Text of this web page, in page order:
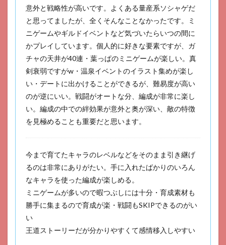
8
統一
恋の
乱
9
刀剣
10
三國
無双
11
ねこ
日本
史
タワ
ーデ
ィフ
スゲ
ーム
意外と戦略性が高いです。よくある量産系ソシャゲだ
と思ってましたが、全くそんなことなかったです。ミ
ニゲームやギルドイベントなど気づいたらいつの間に
かプレイしています。個人的に好きな要素ですが、ガ
チャの天井が40連・葉っぱのミニゲームが楽しい。真
剣衰弱ですがw・温泉イベントのイラスト集めが楽し
い・デートに出かけることができるが、難易度が高い
のが逆にいい。戦闘がオートな分、編成が非常に楽し
い。編成の中での絆効果が意外と奥が深い、敵の特徴
を見極めることも重要だと思います。
今まで育てたキャラのレベルなどをそのまま引き継げ
るのは非常にありがたい。手に入れたばかりのいろん
なキャラを使った編成が楽しめる。
ミニゲームが多いので暇つぶしには十分・育成素材も
勝手に集まるので育成が楽・戦闘もSKIPできるのがい
い
王道ストーリーだが分かりやすくて感情移入しやすい